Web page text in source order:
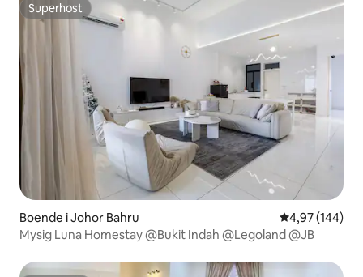
Superhost
Superhost
Boende i Johor Bahru 4,97 av 5 i
4,97 (144)
Mysig Luna Homestay @Bukit Indah @Legoland @JB